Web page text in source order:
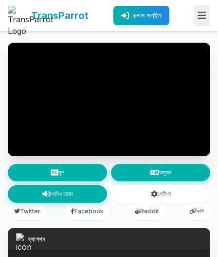
TransParrot গুগল লগইন
মূল অনুবাদ
অডিও চালান সেটিংস
Twitter Facebook Reddit কপি
ক্যাপশন